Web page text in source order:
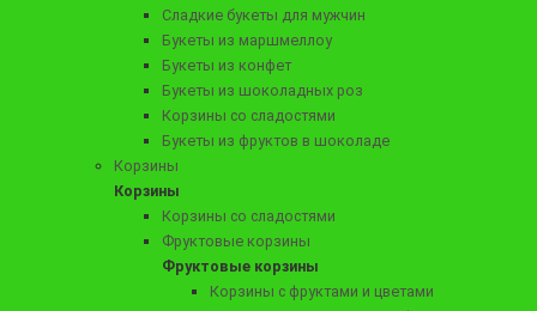
Сладкие букеты для мужчин
Букеты из маршмеллоу
Букеты из конфет
Букеты из шоколадных роз
Корзины со сладостями
Букеты из фруктов в шоколаде
Корзины
Корзины
Корзины со сладостями
Фруктовые корзины
Фруктовые корзины
Корзины с фруктами и цветами